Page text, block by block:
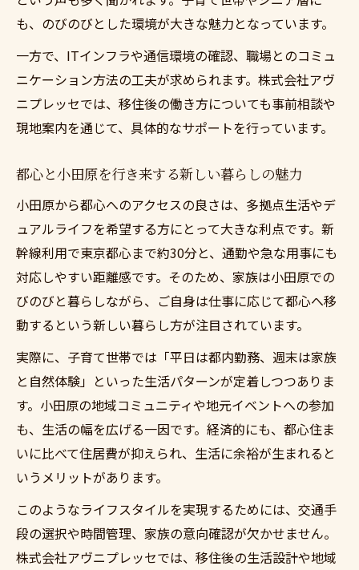
も、のびのびとした環境が大きな魅力となっています。
一方で、ITインフラや通信環境の確認、職場とのコミュ
ニケーション方法の工夫が求められます。株式会社アヴ
ニプレッセでは、移住後の働き方についても事前相談や
現地案内を通じて、具体的なサポートを行っています。
都心と小田原を行き来する新しい暮らしの魅力
小田原から都心へのアクセスの良さは、多拠点生活やデ
ュアルライフを希望する方にとって大きな利点です。新
幹線利用で東京都心まで約30分と、通勤や急な用事にも
対応しやすい距離感です。そのため、家族は小田原での
びのびと暮らしながら、ご自身は仕事に応じて都心へ移
動するという新しい暮らし方が注目されています。
実際に、子育て世帯では「平日は都内勤務、週末は家族
と自然体験」といった生活パターンが定着しつつありま
す。小田原の地域コミュニティや地元イベントへの参加
も、生活の幅を広げる一因です。経済的にも、都心住ま
いに比べて住居費が抑えられ、生活に余裕が生まれると
いうメリットがあります。
このようなライフスタイルを実現するためには、交通手
段の選択や時間管理、家族の意向確認が欠かせません。
株式会社アヴニプレッセでは、移住後の生活設計や地域